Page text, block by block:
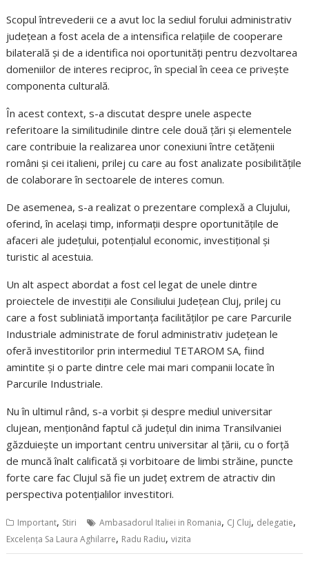
Scopul întrevederii ce a avut loc la sediul forului administrativ
județean a fost acela de a intensifica relațiile de cooperare
bilaterală și de a identifica noi oportunități pentru dezvoltarea
domeniilor de interes reciproc, în special în ceea ce privește
componenta culturală.
În acest context, s-a discutat despre unele aspecte
referitoare la similitudinile dintre cele două țări și elementele
care contribuie la realizarea unor conexiuni între cetățenii
români și cei italieni, prilej cu care au fost analizate posibilitățile
de colaborare în sectoarele de interes comun.
De asemenea, s-a realizat o prezentare complexă a Clujului,
oferind, în același timp, informații despre oportunităţile de
afaceri ale judeţului, potențialul economic, investițional și
turistic al acestuia.
Un alt aspect abordat a fost cel legat de unele dintre
proiectele de investiții ale Consiliului Județean Cluj, prilej cu
care a fost subliniată importanța facilităților pe care Parcurile
Industriale administrate de forul administrativ județean le
oferă investitorilor prin intermediul TETAROM SA, fiind
amintite și o parte dintre cele mai mari companii locate în
Parcurile Industriale.
Nu în ultimul rând, s-a vorbit și despre mediul universitar
clujean, menționând faptul că județul din inima Transilvaniei
găzduieşte un important centru universitar al țării, cu o forţă
de muncă înalt calificată și vorbitoare de limbi străine, puncte
forte care fac Clujul să fie un județ extrem de atractiv din
perspectiva potenţialilor investitori.
Important, Stiri Ambasadorul Italiei in Romania, CJ Cluj, delegatie,
Excelența Sa Laura Aghilarre, Radu Radiu,vizita